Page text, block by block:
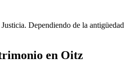
Dependiendo de la
en Oitz